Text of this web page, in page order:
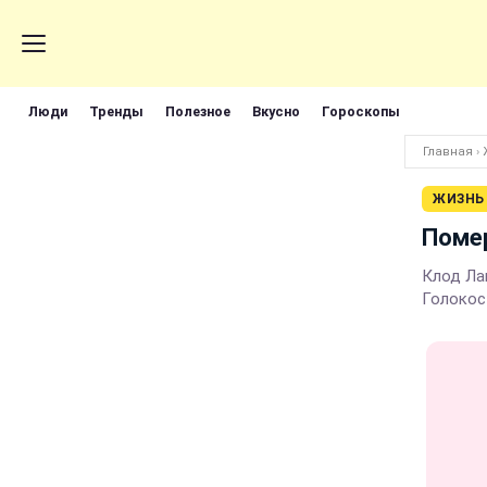
Люди Тренды Полезное Вкусно Гороскопы
Главная ›
ЖИЗНЬ
Клод